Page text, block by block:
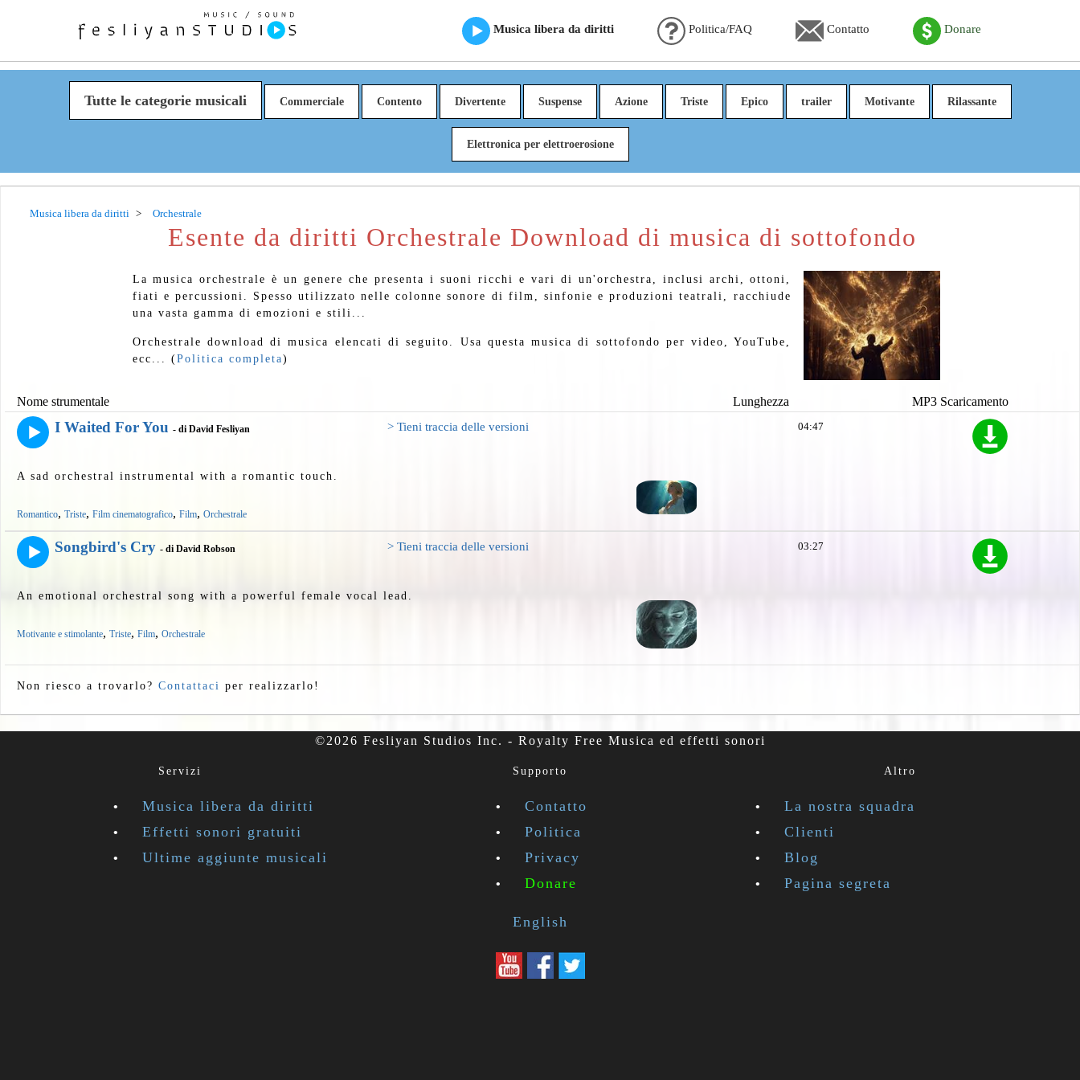
Musica libera da diritti Politica/FAQ Contatto Donare
Tutte le categorie musicali Commerciale Contento Divertente Suspense Azione Triste Epico trailer Motivante Rilassante
Elettronica per elettroerosione
Musica libera da diritti Orchestrale
Esente da diritti Orchestrale Download di musica di sottofondo
La musica orchestrale è un genere che presenta i suoni ricchi e vari di un'orchestra, inclusi archi, ottoni,
fiati e percussioni. Spesso utilizzato nelle colonne sonore di film, sinfonie e produzioni teatrali, racchiude
una vasta gamma di emozioni e stili...
Orchestrale download di musica elencati di seguito. Usa questa musica di sottofondo per video, YouTube,
ecc... (Politica completa)
Nome strumentale Lunghezza MP3 Scaricamento
I Waited For You - di David Fesliyan > Tieni traccia delle versioni
A sad orchestral instrumental with a romantic touch.
Romantico, Triste, Film cinematografico, Film, Orchestrale
04:47
Songbird's Cry - di David Robson > Tieni traccia delle versioni
An emotional orchestral song with a powerful female vocal lead.
Motivante e stimolante, Triste, Film, Orchestrale
03:27
Non riesco a trovarlo? Contattaci per realizzarlo!
©2026 Fesliyan Studios Inc. - Royalty Free Musica ed effetti sonori
Servizi
Musica libera da diritti
Effetti sonori gratuiti
Ultime aggiunte musicali
Supporto
Contatto
Politica
Privacy
Donare
Altro
La nostra squadra
Clienti
Blog
Pagina segreta
English